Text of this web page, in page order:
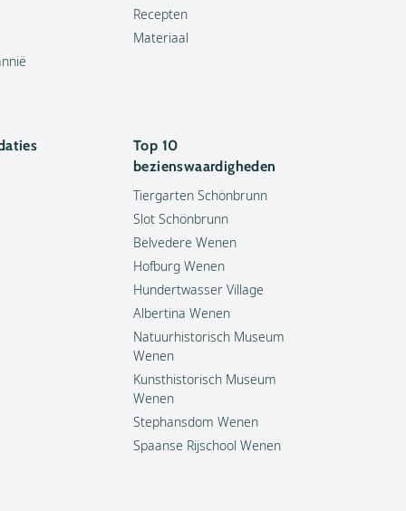
Recepten
Materiaal
Top 10
bezienswaardigheden
Tiergarten Schönbrunn
Slot Schönbrunn
Belvedere Wenen
Hofburg Wenen
Hundertwasser Village
Albertina Wenen
Natuurhistorisch Museum
Wenen
Kunsthistorisch Museum
Wenen
Stephansdom Wenen
Spaanse Rijschool Wenen